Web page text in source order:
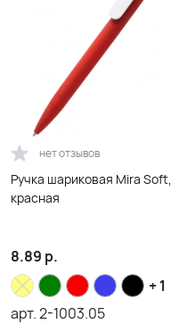
нет отзывов
Ручка шариковая Mira Soft,
красная
8.89 р.
+ 1
арт.2-1003.05